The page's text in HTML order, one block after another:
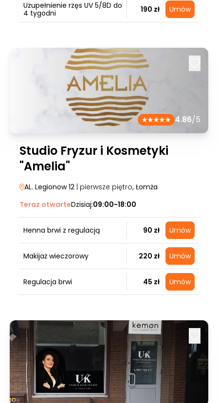
Uzupełnienie rzęs UV 5/8D do
4 tygodni
190 zł Umów
4.86/5
Studio Fryzur i Kosmetyki
"Amelia"
AL. Legionow 12 | pierwsze piętro, Łomża
Teraz otwarteDzisiaj:09:00-18:00
Henna brwi z regulacją 90 zł Umów
Makijaż wieczorowy 220 zł Umów
Regulacja brwi 45 zł Umów